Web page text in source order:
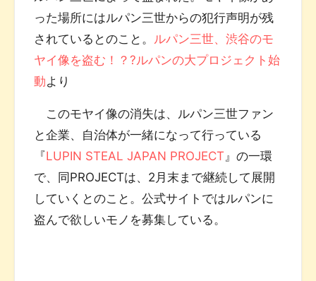
った場所にはルパン三世からの犯行声明が残
されているとのこと。 ルパン三世、渋谷のモ
ヤイ像を盗む！？?ルパンの大プロジェクト始
動より
このモヤイ像の消失は、ルパン三世ファン
と企業、自治体が一緒になって行っている
『LUPIN STEAL JAPAN PROJECT 』の一環
で、同PROJECTは、2月末まで継続して展開
していくとのこと。公式サイトではルパンに
盗んで欲しいモノを募集している。